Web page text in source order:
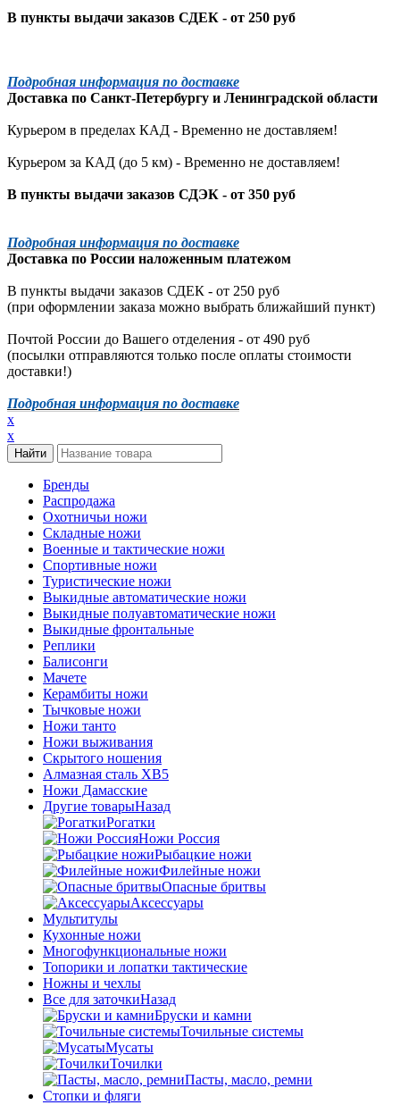
В пункты выдачи заказов СДЕК - от 250 руб
Подробная информация по доставке
Доставка по Санкт-Петербургу и Ленинградской области
Курьером в пределах КАД - Временно не доставляем!
Курьером за КАД (до 5 км) - Временно не доставляем!
В пункты выдачи заказов СДЭК - от 350 руб
Подробная информация по доставке
Доставка по России наложенным платежом
В пункты выдачи заказов СДЕК - от 250 руб
(при оформлении заказа можно выбрать ближайший пункт)
Почтой России до Вашего отделения - от 490 руб
(посылки отправляются только после оплаты стоимости
доставки!)
Подробная информация по доставке
x
x
Бренды
Распродажа
Охотничьи ножи
Складные ножи
Военные и тактические ножи
Спортивные ножи
Туристические ножи
Выкидные автоматические ножи
Выкидные полуавтоматические ножи
Выкидные фронтальные
Реплики
Балисонги
Мачете
Керамбиты ножи
Тычковые ножи
Ножи танто
Ножи выживания
Скрытого ношения
Алмазная сталь ХВ5
Ножи Дамасские
Другие товарыНазад
Рогатки
Ножи Россия
Рыбацкие ножи
Филейные ножи
Опасные бритвы
Аксессуары
Мультитулы
Кухонные ножи
Многофункциональные ножи
Топорики и лопатки тактические
Ножны и чехлы
Все для заточкиНазад
Бруски и камни
Точильные системы
Мусаты
Точилки
Пасты, масло, ремни
Стопки и фляги